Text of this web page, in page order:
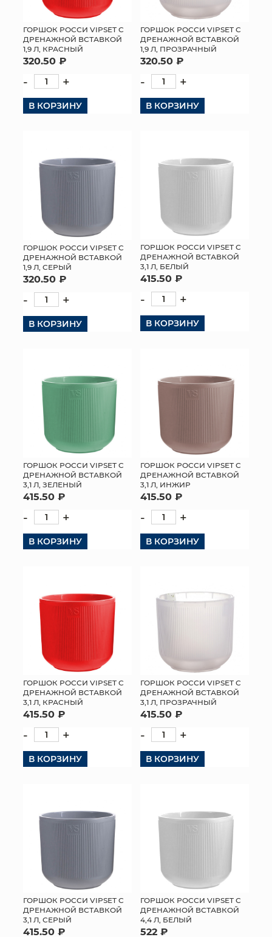
ГОРШОК РОССИ VIPSET С
ДРЕНАЖНОЙ ВСТАВКОЙ
1,9 Л, КРАСНЫЙ
320.50 ₽
- +
В КОРЗИНУ
ГОРШОК РОССИ VIPSET С
ДРЕНАЖНОЙ ВСТАВКОЙ
1,9 Л, ПРОЗРАЧНЫЙ
320.50 ₽
- +
В КОРЗИНУ
ГОРШОК РОССИ VIPSET С
ДРЕНАЖНОЙ ВСТАВКОЙ
1,9 Л, СЕРЫЙ
320.50 ₽
- +
В КОРЗИНУ
ГОРШОК РОССИ VIPSET С
ДРЕНАЖНОЙ ВСТАВКОЙ
3,1 Л, БЕЛЫЙ
415.50 ₽
- +
В КОРЗИНУ
ГОРШОК РОССИ VIPSET С
ДРЕНАЖНОЙ ВСТАВКОЙ
3,1 Л, ЗЕЛЕНЫЙ
415.50 ₽
- +
В КОРЗИНУ
ГОРШОК РОССИ VIPSET С
ДРЕНАЖНОЙ ВСТАВКОЙ
3,1 Л, ИНЖИР
415.50 ₽
- +
В КОРЗИНУ
ГОРШОК РОССИ VIPSET С
ДРЕНАЖНОЙ ВСТАВКОЙ
3,1 Л, КРАСНЫЙ
415.50 ₽
- +
В КОРЗИНУ
ГОРШОК РОССИ VIPSET С
ДРЕНАЖНОЙ ВСТАВКОЙ
3,1 Л, ПРОЗРАЧНЫЙ
415.50 ₽
- +
В КОРЗИНУ
ГОРШОК РОССИ VIPSET С
ДРЕНАЖНОЙ ВСТАВКОЙ
3,1 Л, СЕРЫЙ
415.50 ₽
ГОРШОК РОССИ VIPSET С
ДРЕНАЖНОЙ ВСТАВКОЙ
4,4 Л, БЕЛЫЙ
522 ₽